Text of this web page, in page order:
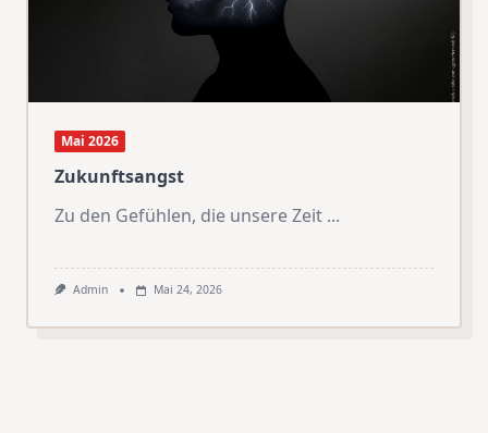
Mai 2026
Zukunftsangst
Zu den Gefühlen, die unsere Zeit ...
Admin Mai 24, 2026